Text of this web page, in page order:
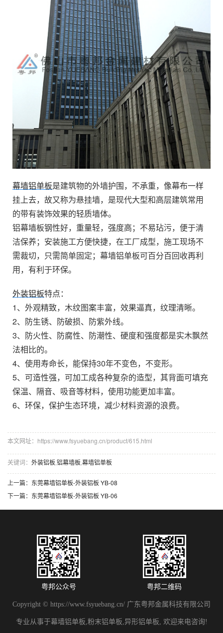
幕墙铝单板是建筑物的外墙护围，不承重，像幕布一样
挂上去，故又称为悬挂墙，是现代大型和高层建筑常用
的带有装饰效果的轻质墙体。
铝幕墙板钢性好，重量轻，强度高；不易玷污，便于清
洁保养；安装施工方便快捷，在工厂成型，施工现场不
需裁切，只需简单固定；幕墙铝单板可百分百回收再利
用，有利于环保。
外装铝板特点：
1、外观精致，木纹图案丰富，效果逼真，纹理清晰。
2、防生锈、防破损、防紫外线。
3、防火性、防腐性、防潮性、硬度和强度都是实木飘然
法相比的。
4、使用寿命长，能保持30年不变色，不变形。
5、可造性强，可加工成各种复杂的造型，其背面可填充
保温、隔音、吸音等材料，使用功能更加丰富。
6、环保，保护生态环境，减少材料资源的浪费。
本文网址：https://www.fsyuebang.cn/product/615.html
关键词： 外装铝板 铝幕墙板 幕墙铝单板
上一篇： 东莞幕墙铝单板-外装铝板 YB-08
下一篇： 东莞幕墙铝单板-外装铝板 YB-06
粤邦公众号 粤邦二维码
Copyright © https://www.fsyuebang.cn/ 广东粤邦金属科技有限公司
专业从事于幕墙铝单板,粉末铝单板,异形铝单板, 欢迎来电咨询!